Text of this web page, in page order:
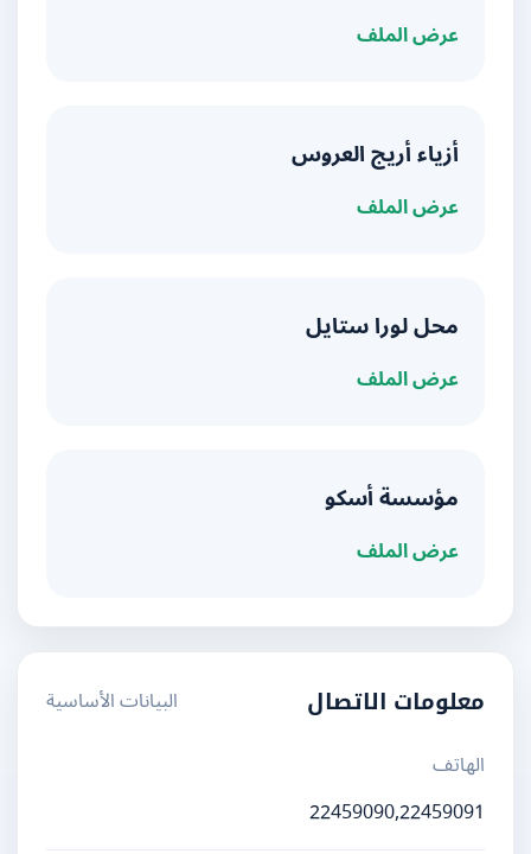
عرض الملف
أزياء أريج العروس
عرض الملف
محل لورا ستايل
عرض الملف
مؤسسة أسكو
عرض الملف
معلومات الاتصال
البيانات الأساسية
الهاتف
22459090,22459091